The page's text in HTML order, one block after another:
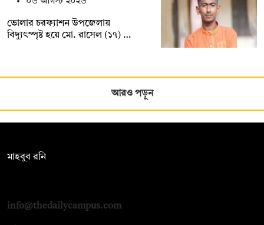
ভোলার চরফ্যাশন উপজেলায়
বিদ্যুৎস্পৃষ্ট হয়ে মো. রাসেল (১৭) …
আরও পড়ুন
মাহবুব রনি
info@thedailycampus.com